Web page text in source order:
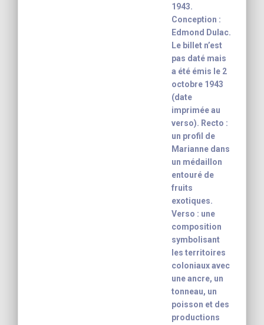
1943.
Conception :
Edmond Dulac.
Le billet n’est
pas daté mais
a été émis le 2
octobre 1943
(date
imprimée au
verso). Recto :
un profil de
Marianne dans
un médaillon
entouré de
fruits
exotiques.
Verso : une
composition
symbolisant
les territoires
coloniaux avec
une ancre, un
tonneau, un
poisson et des
productions